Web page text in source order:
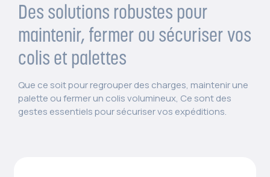
Des solutions robustes pour
maintenir, fermer ou sécuriser vos
colis et palettes
Que ce soit pour regrouper des charges, maintenir une
palette ou fermer un colis volumineux, Ce sont des
gestes essentiels pour sécuriser vos expéditions.